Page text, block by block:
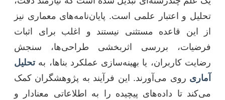
تحلیل و اعتبار علمی است. پایان‌نامه‌های معماری نیز
از این قاعده مستثنی نیستند و اغلب برای اثبات
فرضیات، بررسی اثربخشی طراحی‌ها، سنجش
رضایت کاربران، یا بهینه‌سازی عملکرد بناها، به تحلیل
آماری روی می‌آورند. این فرآیند به پژوهشگران کمک
می‌کند تا داده‌های پیچیده را به اطلاعاتی معنادار و